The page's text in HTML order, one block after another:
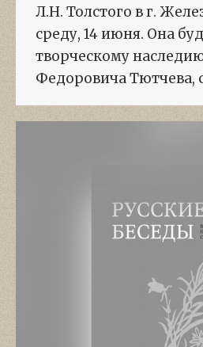
Л.Н. Толстого в г.
среду, 14 июня. Она
творческому
Федоровича Тютчева,